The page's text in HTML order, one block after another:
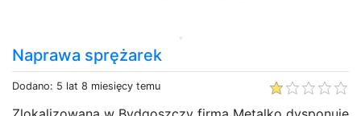
Naprawa sprężarek
Dodano: 5 lat 8 miesięcy temu